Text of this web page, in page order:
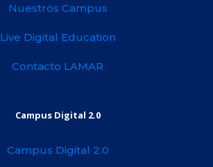
Nuestros Campus
Live Digital Education
Contacto LAMAR
Campus Digital 2.0
Campus Digital 2.0